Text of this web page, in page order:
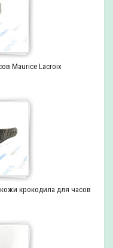
Maurice Lacroix
крокодила для часов